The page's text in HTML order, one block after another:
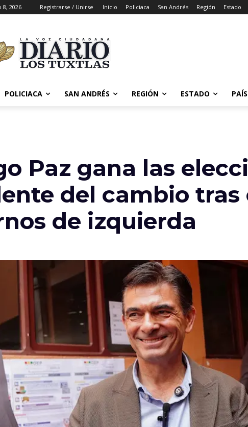
8, 2026 Registrarse / Unirse Inicio Policiaca San Andrés Región Estado
POLICIACA SAN ANDRÉS REGIÓN ESTADO PAÍS
Paz gana las
del cambio tras
de izquierda